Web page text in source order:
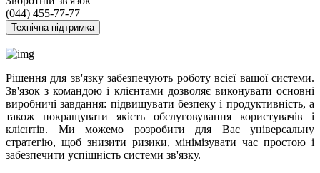
(044) 455-77-77
Технічна підтримка
Рішення для зв'язку забезпечують роботу всієї вашої системи.
Зв'язок з командою і клієнтами дозволяє виконувати основні
виробничі завдання: підвищувати безпеку і продуктивність, а
також покращувати якість обслуговування користувачів і
клієнтів. Ми можемо розробити для Вас універсальну
стратегію, щоб знизити ризики, мінімізувати час простою і
забезпечити успішність системи зв'язку.